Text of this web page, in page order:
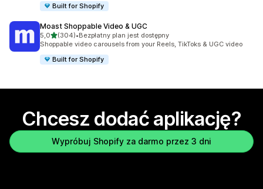
Built for Shopify
Moast Shoppable Video & UGC
5,0na 5 gwiazdek
(304)
Łączna liczba recenzji: 304
•Bezpłatny plan jest dostępny
Shoppable video carousels from your Reels, TikToks & UGC video
Built for Shopify
Chcesz dodać aplikację?
Wypróbuj Shopify za darmo przez 3 dni